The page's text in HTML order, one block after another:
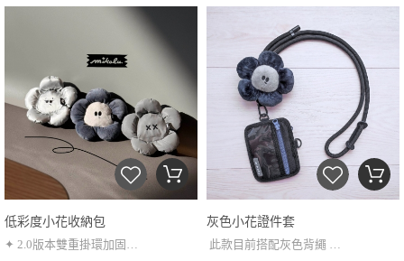
✦ 花梗可彎折，扣在包包背帶上
✦ 擺在桌上張裝飾品也沒問題～
✦ 特典小卡尺寸可放在一般卡冊內
低彩度小花收納包
✦ 2.0版本雙重掛環加固
灰色小花證件套
此款目前搭配灰色背繩